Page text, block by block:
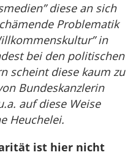
diese an sich
Problematik
in
bei den politischen
scheint diese kaum zu
Bundeskanzlerin
auf diese Weise
Heuchelei.
ist hier nicht